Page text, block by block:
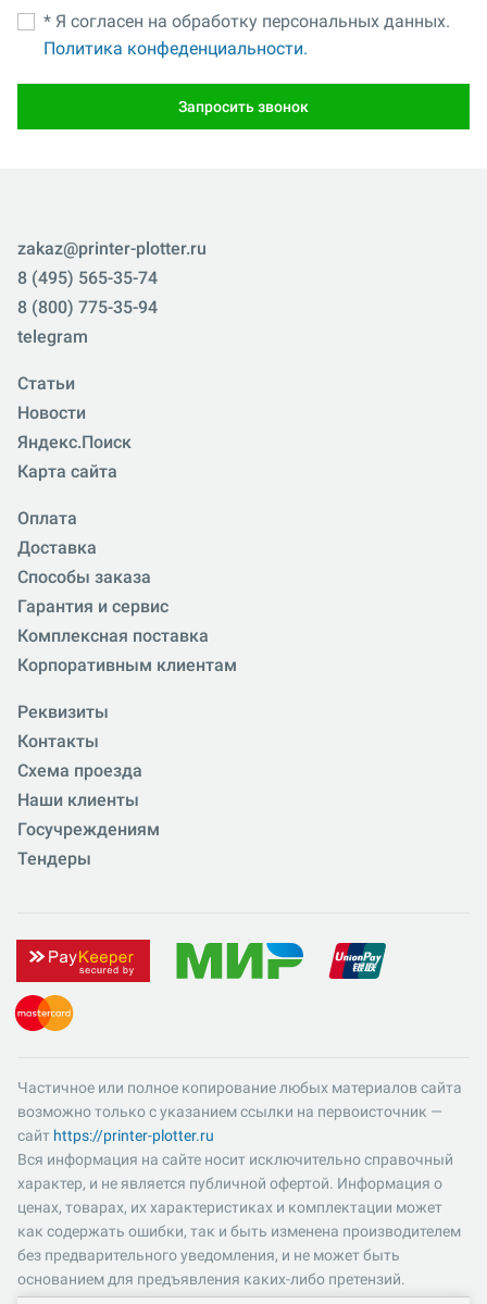
* Я согласен на обработку персональных данных.
Политика конфеденциальности.
Запросить звонок
zakaz@printer-plotter.ru
8 (495) 565-35-74
8 (800) 775-35-94
telegram
Статьи
Новости
Яндекс.Поиск
Карта сайта
Оплата
Доставка
Способы заказа
Гарантия и сервис
Комплексная поставка
Корпоративным клиентам
Реквизиты
Контакты
Схема проезда
Наши клиенты
Госучреждениям
Тендеры
Частичное или полное копирование любых материалов сайта
возможно только с указанием ссылки на первоисточник —
сайт https://printer-plotter.ru
Вся информация на сайте носит исключительно справочный
характер, и не является публичной офертой. Информация о
ценах, товарах, их характеристиках и комплектации может
как содержать ошибки, так и быть изменена производителем
без предварительного уведомления, и не может быть
основанием для предъявления каких-либо претензий.